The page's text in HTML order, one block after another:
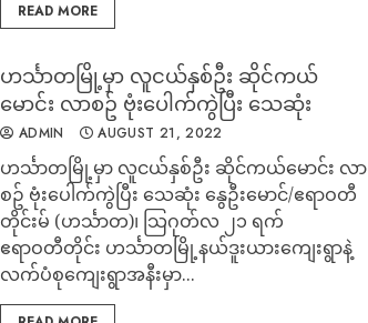
READ MORE
ဟင်္သာတမြို့မှာ လူငယ်နှစ်ဦး ဆိုင်ကယ်
မောင်း လာစဥ် ဗုံးပေါက်ကွဲပြီး သေဆုံး
ADMIN AUGUST 21, 2022
ဟင်္သာတမြို့မှာ လူငယ်နှစ်ဦး ဆိုင်ကယ်မောင်း လာ
စဥ် ဗုံးပေါက်ကွဲပြီး သေဆုံး နွေဦးမောင်/ဧရာဝတီ
တိုင်းမ် (ဟင်္သာတ)၊ သြဂုတ်လ ၂၁ ရက်
ဧရာဝတီတိုင်း ဟင်္သာတမြို့နယ်ဒူးယားကျေးရွာနဲ့
လက်ပံစုကျေးရွာအနီးမှာ...